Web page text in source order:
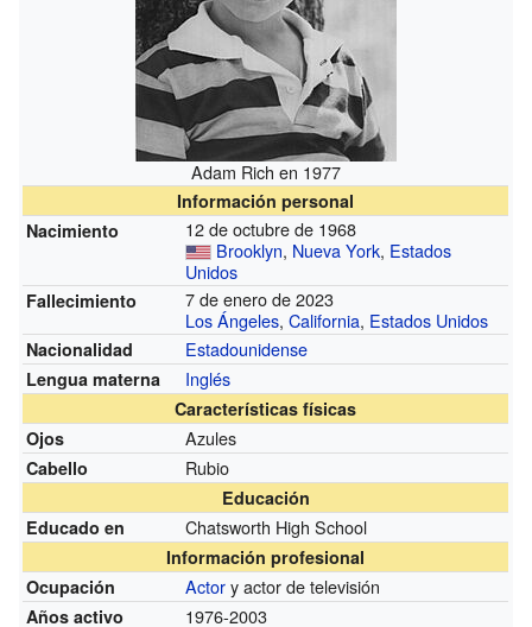
Adam Rich en 1977
Información personal
Nacimiento
12 de octubre de 1968
Brooklyn, Nueva York, Estados
Unidos
Fallecimiento
7 de enero de 2023
Los Ángeles,California, Estados Unidos
Nacionalidad Estadounidense
Lengua materna Inglés
Características físicas
Ojos
Azules
Cabello Rubio
Educación
Educado en
Chatsworth High School
Información profesional
Ocupación
Actory actor de televisión
Años activo 1976-2003